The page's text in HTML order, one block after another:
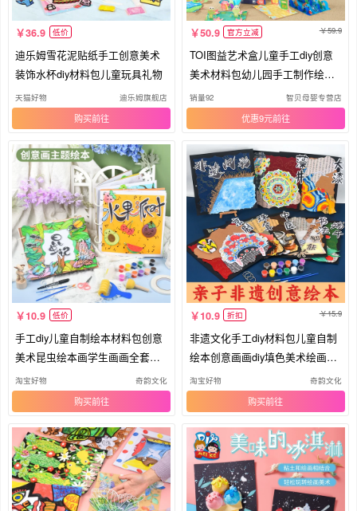
36.9 低价
迪乐姆雪花泥贴纸手工创意美术
装饰水杯diy材料包儿童玩具礼物
天猫好物 迪乐姆旗舰店
购买
50.9 官方立减 59.9
TOI图益艺术盒儿童手工diy创意
美术材料包幼儿园手工制作绘画
礼物
销量92 智贝母婴专营店
优惠9元
10.9 低价
手工diy儿童自制绘本材料包创意
美术昆虫绘本画学生画画全套工
具
淘宝好物 奇韵文化
购买
10.9 折扣 15.9
非遗文化手工diy材料包儿童自制
绘本创意画画diy填色美术绘画套
装
淘宝好物 奇韵文化
购买